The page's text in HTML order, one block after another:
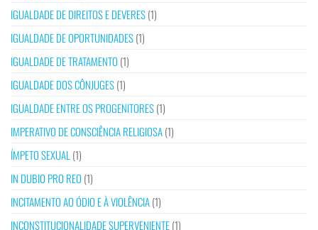
IGUALDADE DE DIREITOS E DEVERES(1)
IGUALDADE DE OPORTUNIDADES(1)
IGUALDADE DE TRATAMENTO (1)
IGUALDADE DOS CÔNJUGES(1)
IGUALDADE ENTRE OS PROGENITORES(1)
IMPERATIVO DE CONSCIÊNCIA RELIGIOSA(1)
ÍMPETO SEXUAL (1)
IN DUBIO PRO REO (1)
INCITAMENTO AO ÓDIO E À VIOLÊNCIA(1)
INCONSTITUCIONALIDADE SUPERVENIENTE(1)